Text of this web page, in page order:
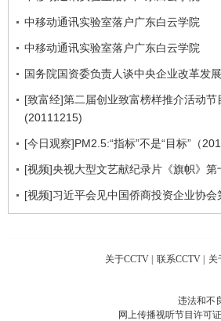
中移动通讯实验室落户广东白云学院
中移动通讯实验室落户广东白云学院
国务院国资委负责人谈中央企业改革发展
[致富经]第二届创业致富榜样推介活动
(20111215)
[今日观察]PM2.5:“指标”不是“目标”（
[视频]央视大型文艺献纪录片《旗帜》第
[视频]习近平会见中国侨商投资企业协
关于CCTV | 联系CCTV | 关
违法和不
网上传播视听节目许可